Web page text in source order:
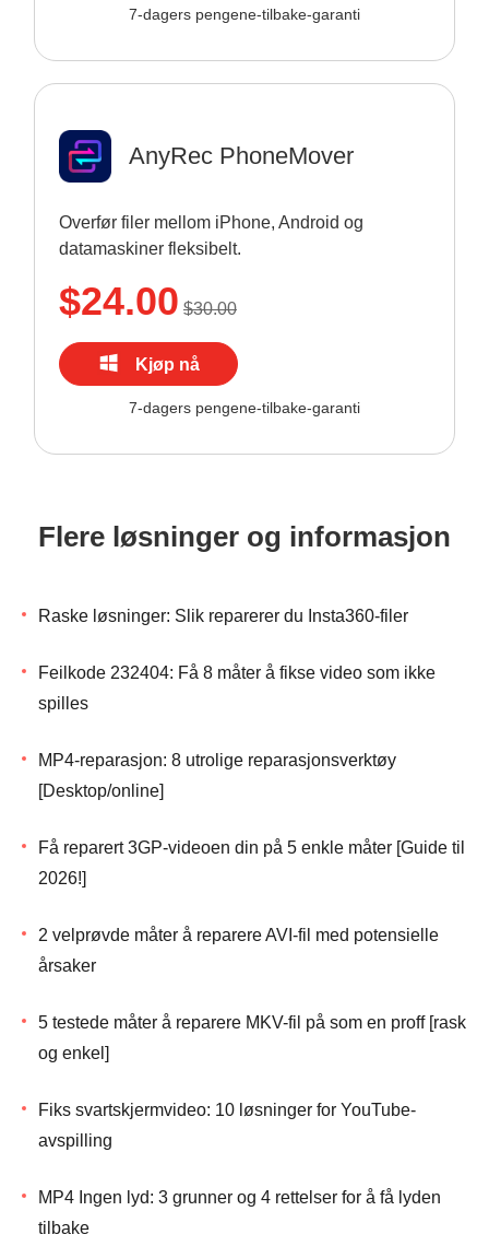
7-dagers pengene-tilbake-garanti
AnyRec PhoneMover
Overfør filer mellom iPhone, Android og
datamaskiner fleksibelt.
$24.00 $30.00
Kjøp nå
7-dagers pengene-tilbake-garanti
Flere løsninger og informasjon
Raske løsninger: Slik reparerer du Insta360-filer
Feilkode 232404: Få 8 måter å fikse video som ikke
spilles
MP4-reparasjon: 8 utrolige reparasjonsverktøy
[Desktop/online]
Få reparert 3GP-videoen din på 5 enkle måter [Guide til
2026!]
2 velprøvde måter å reparere AVI-fil med potensielle
årsaker
5 testede måter å reparere MKV-fil på som en proff [rask
og enkel]
Fiks svartskjermvideo: 10 løsninger for YouTube-
avspilling
MP4 Ingen lyd: 3 grunner og 4 rettelser for å få lyden
tilbake